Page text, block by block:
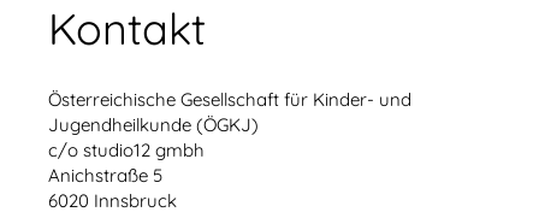
Kontakt
Österreichische Gesellschaft für Kinder- und
Jugendheilkunde (ÖGKJ)
c/o studio12 gmbh
Anichstraße 5
6020 Innsbruck